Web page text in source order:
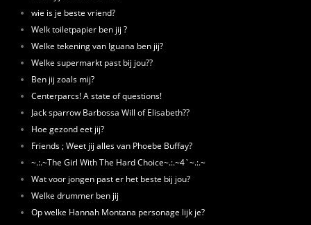
wie is je beste vriend?
Welk toiletpapier ben jij ?
Welke tekening van Iguana ben jij?
Welke supermarkt past bij jou??
Ben jij zoals mij?
Centerparcs! A state of questions!
Jack sparrow Barbossa Will of Elisabeth??
Hoe gezond eet jij?
Friends ; Weet jij alles van Phoebe Buffay?
~.:.~The Girl With The Hard Choice~.:.~4`~.:.~
Wat voor jongen past er het beste bij jou?
Welke drummer ben jij
Op welke Hannah Montana personage lijk je?